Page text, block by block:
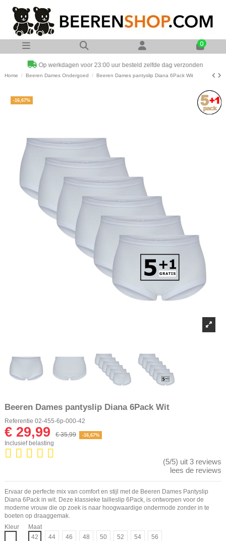
0
Op werkdagen voor 23:00 uur besteld zelfde dag verzonden
Home Beeren Dames Ondergoed Beeren Dames pantyslip Diana 6Pack Wit
-16,67%
Beeren Dames pantyslip Diana 6Pack Wit
Referentie 02-455-6p-000-42
€ 29,99 € 35,99 -16,67%
Inclusief belasting
(5/5) uit 3 reviews
lees de reviews
Ervaar de perfecte mix van comfort en stijl met de Beeren Dames Pantyslip
Diana 6Pack in wit. Deze klassieke tailleslip 6Pack, is ontworpen voor de
moderne vrouw die op zoek is naar hoogwaardige ondermode zonder in te
boeten op draaggemak.
Kleur
Maat
42
44 46 48 50 52 54 56